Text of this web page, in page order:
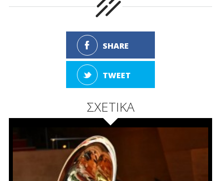
SHARE
TWEET
ΣΧΕΤΙΚΑ